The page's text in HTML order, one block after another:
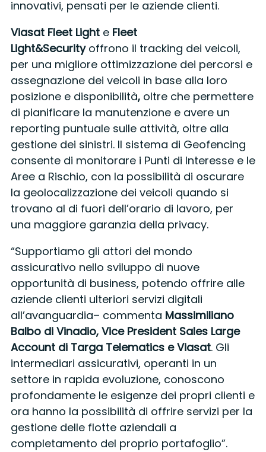
innovativi, pensati per le aziende clienti.
Viasat Fleet Light eFleet
Light&Security offrono il tracking dei veicoli,
per una migliore ottimizzazione dei percorsi e
assegnazione dei veicoli in base alla loro
posizione e disponibilità, oltre che permettere
di pianificare la manutenzione e avere un
reporting puntuale sulle attività, oltre alla
gestione dei sinistri. Il sistema di Geofencing
consente di monitorare i Punti di Interesse e le
Aree a Rischio, con la possibilità di oscurare
la geolocalizzazione dei veicoli quando si
trovano al di fuori dell’orario di lavoro, per
una maggiore garanzia della privacy.
“Supportiamo gli attori del mondo
assicurativo nello sviluppo di nuove
opportunità di business, potendo offrire alle
aziende clienti ulteriori servizi digitali
all’avanguardia– commenta Massimiliano
Balbo di Vinadio, Vice President Sales Large
Account di Targa Telematics e Viasat. Gli
intermediari assicurativi, operanti in un
settore in rapida evoluzione, conoscono
profondamente le esigenze dei propri clienti e
ora hanno la possibilità di offrire servizi per la
gestione delle flotte aziendali a
completamento del proprio portafoglio”.